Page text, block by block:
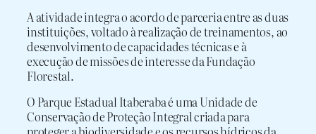
A atividade integra o acordo de parceria entre as duas
instituições, voltado à realização de treinamentos, ao
desenvolvimento de capacidades técnicas e à
execução de missões de interesse da Fundação
Florestal.
O Parque Estadual Itaberaba é uma Unidade de
Conservação de Proteção Integral criada para